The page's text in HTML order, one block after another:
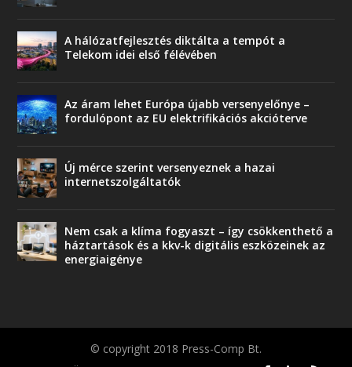
A hálózatfejlesztés diktálta a tempót a
Telekom idei első félévében
Az áram lehet Európa újabb versenyelőnye –
fordulópont az EU elektrifikációs akcióterve
Új mérce szerint versenyeznek a hazai
internetszolgáltatók
Nem csak a klíma fogyaszt – így csökkenthető a
háztartások és a kkv-k digitális eszközeinek az
energiaigénye
© copyright 2018 Press-Comp Bt.